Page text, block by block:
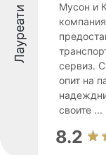
Лауреати
Мусон и
сервиз.
опит на
своите ...
8.2